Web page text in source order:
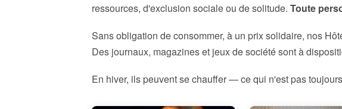
ressources, d'exclusion sociale ou de solitude. Toute
Sans obligation de consommer, à un prix solidaire, nos
Des journaux, magazines et jeux de société sont à
En hiver, ils peuvent se chauffer — ce qui n'est pas